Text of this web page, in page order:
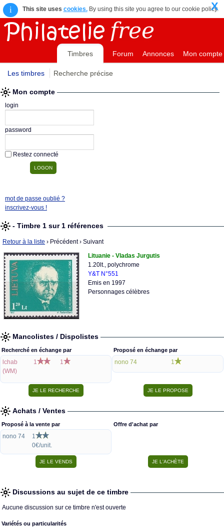
i This site uses cookies.By using this site you agree to our cookie policy.
X
Timbres Forum Annonces Mon compte
Les timbres Recherche précise
Mon compte
login
password
Restez connecté
mot de passe oublié ?
inscrivez-vous !
- Timbre 1 sur 1 références
Retour à la liste › Précédent› Suivant
Lituanie - Vladas Jurgutis
1.20lt., polychrome
Y&T N°551
Emis en 1997
Personnages célèbres
Mancolistes / Dispolistes
Recherché en échange par
lchab
(WM)
1 1
Proposé en échange par
nono 74 1
Achats / Ventes
Proposé à la vente par
nono 74
1
0€/unit.
Offre d'achat par
Discussions au sujet de ce timbre
Aucune discussion sur ce timbre n'est ouverte
Variétés ou particularités